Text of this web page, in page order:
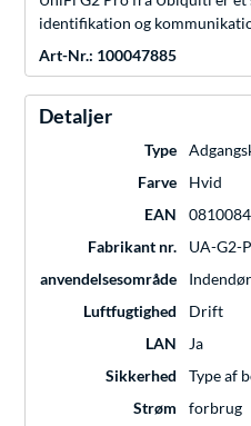
identifikation og
Art-Nr.: 100047885
Detaljer
Type
Farve
Hvid
EAN
Fabrikant nr.
UA-G2-
anvendelsesområde
Luftfugtighed
Drift
LAN
Ja
Sikkerhed
Type af
Strøm
forbrug